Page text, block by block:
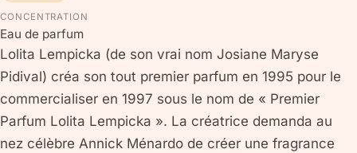
CONCENTRATION
Eau de parfum
Lolita Lempicka (de son vrai nom Josiane Maryse
Pidival) créa son tout premier parfum en 1995 pour le
commercialiser en 1997 sous le nom de « Premier
Parfum Lolita Lempicka ». La créatrice demanda au
nez célèbre Annick Ménardo de créer une fragrance